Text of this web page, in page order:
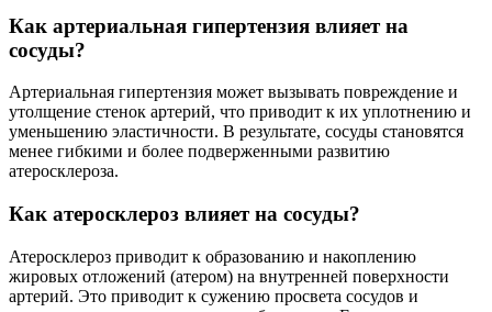
Как артериальная гипертензия влияет на
сосуды?
Артериальная гипертензия может вызывать повреждение и
утолщение стенок артерий, что приводит к их уплотнению и
уменьшению эластичности. В результате, сосуды становятся
менее гибкими и более подверженными развитию
атеросклероза.
Как атеросклероз влияет на сосуды?
Атеросклероз приводит к образованию и накоплению
жировых отложений (атером) на внутренней поверхности
артерий. Это приводит к сужению просвета сосудов и